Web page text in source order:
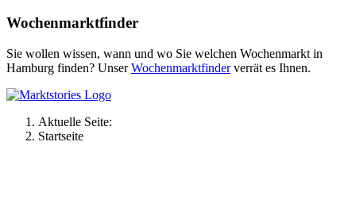
Wochenmarktfinder
Sie wollen wissen, wann und wo Sie welchen Wochenmarkt in
Hamburg finden? UnserWochenmarktfinderverrät es Ihnen.
Aktuelle Seite:
Startseite